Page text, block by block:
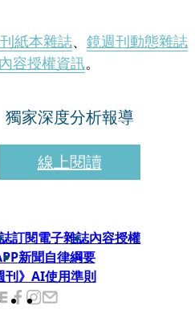
紙本雜誌、 鏡週刊動態雜誌
容授權資訊。
獨家深度分析報導
線上閱讀
訂閱電子雜誌內容授權
新聞自律綱要
刊》AI使用準則